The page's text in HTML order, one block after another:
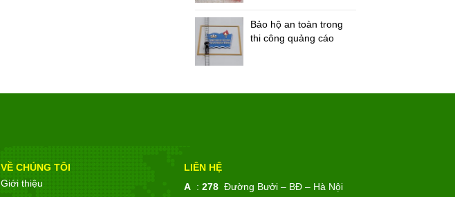
Bảo hộ an toàn trong
thi công quảng cáo
VỀ CHÚNG TÔI
Giới thiệu
LIÊN HỆ
A : 278Đường Bưởi – BĐ – Hà Nội